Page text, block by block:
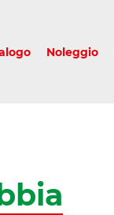
Noleggio